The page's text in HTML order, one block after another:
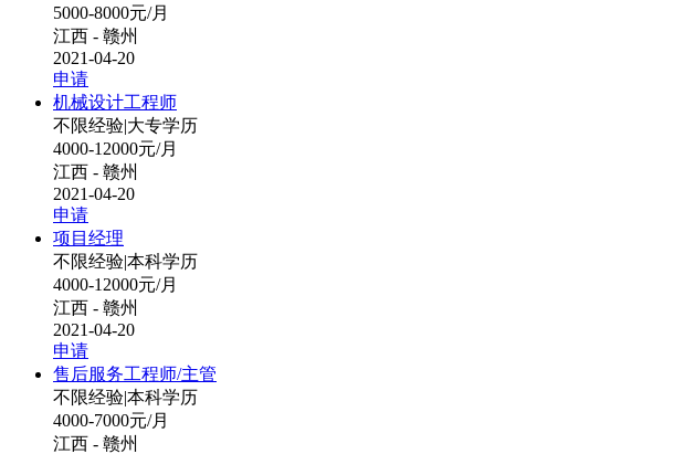
5000-8000元/月
江西 - 赣州
2021-04-20
申请
机械设计工程师
不限经验|大专学历
4000-12000元/月
江西 - 赣州
2021-04-20
申请
项目经理
不限经验|本科学历
4000-12000元/月
江西 - 赣州
2021-04-20
申请
售后服务工程师/主管
不限经验|本科学历
4000-7000元/月
江西 - 赣州